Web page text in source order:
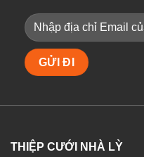
THIỆP CƯỚI NHÀ LỲ